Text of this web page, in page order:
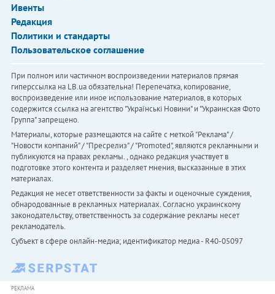
Ивенты
Редакция
Политики и стандарты
Пользовательское соглашение
При полном или частичном воспроизведении материалов прямая
гиперссылка на LB.ua обязательна! Перепечатка, копирование,
воспроизведение или иное использование материалов, в которых
содержится ссылка на агентство "Українськi Новини" и "Украинская Фото
Группа" запрещено.
Материалы, которые размещаются на сайте с меткой "Реклама" /
"Новости компаний" / "Пресрелиз" / "Promoted", являются рекламными и
публикуются на правах рекламы. , однако редакция участвует в
подготовке этого контента и разделяет мнения, высказанные в этих
материалах.
Редакция не несет ответственности за факты и оценочные суждения,
обнародованные в рекламных материалах. Согласно украинскому
законодательству, ответственность за содержание рекламы несет
рекламодатель.
Субъект в сфере онлайн-медиа; идентификатор медиа - R40-05097
РЕКЛАМА